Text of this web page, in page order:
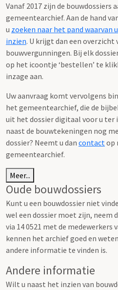
Vanaf 2017 zijn de bouwdossiers
gemeentearchief. Aan de hand
u zoeken naar het pand waarvan
inzien. U krijgt dan een overzicht
bouwvergunningen. Bij elk
op het icoontje ‘bestellen’ te
inzage aan.
Uw aanvraag komt vervolgens
het gemeentearchief, die de
uit het dossier digitaal voor u ter
naast de bouwtekeningen nog
dossier? Neemt u dan contact op
gemeentearchief.
Meer...
Oude bouwdossiers
Kunt u een bouwdossier niet
wel een dossier moet zijn, neem
via 14 0521 met de
kennen het archief goed en
andere informatie te vinden is.
Andere informatie
Wilt u naast het inzien van